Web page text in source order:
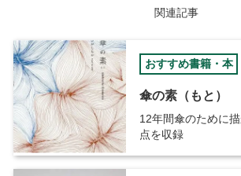
COLUMN
コラム
関連記事
おすすめ書籍・本
傘の素（もと）
12年間傘のために
点を収録